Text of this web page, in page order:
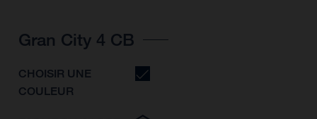
Gran City 4 CB
CHOISIR UNE
COULEUR